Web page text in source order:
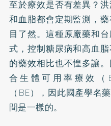
至於療效是否有差異？
和血脂都會定期監測，
目了然。這種原廠藥和
式，控制糖尿病和高血
的藥效相比也不惶多讓
合生體可用率療效
（BE），因此國產學名
間是一樣的。